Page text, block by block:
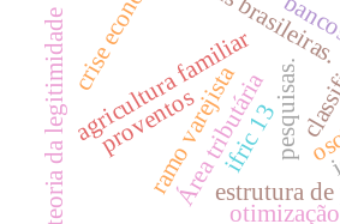
Área tributária
estrutura
agricultura familiarpesquisas.
ramo varejista
teoria da legitimidade ifric 13
proventos